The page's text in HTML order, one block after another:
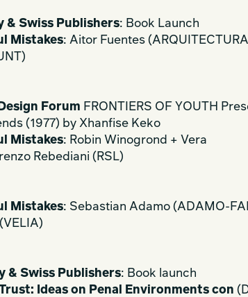
& Swiss Publishers: Book Launch
Mistakes: Aitor Fuentes
Forum FRONTIERS OF YOUTH
(1977) by Xhanfise Keko
Mistakes: Robin Winogrond + Vera
Rebediani (RSL)
Mistakes: Sebastian Adamo (ADAMO-
& Swiss Publishers: Book launch
Ideas on Penal Environments con